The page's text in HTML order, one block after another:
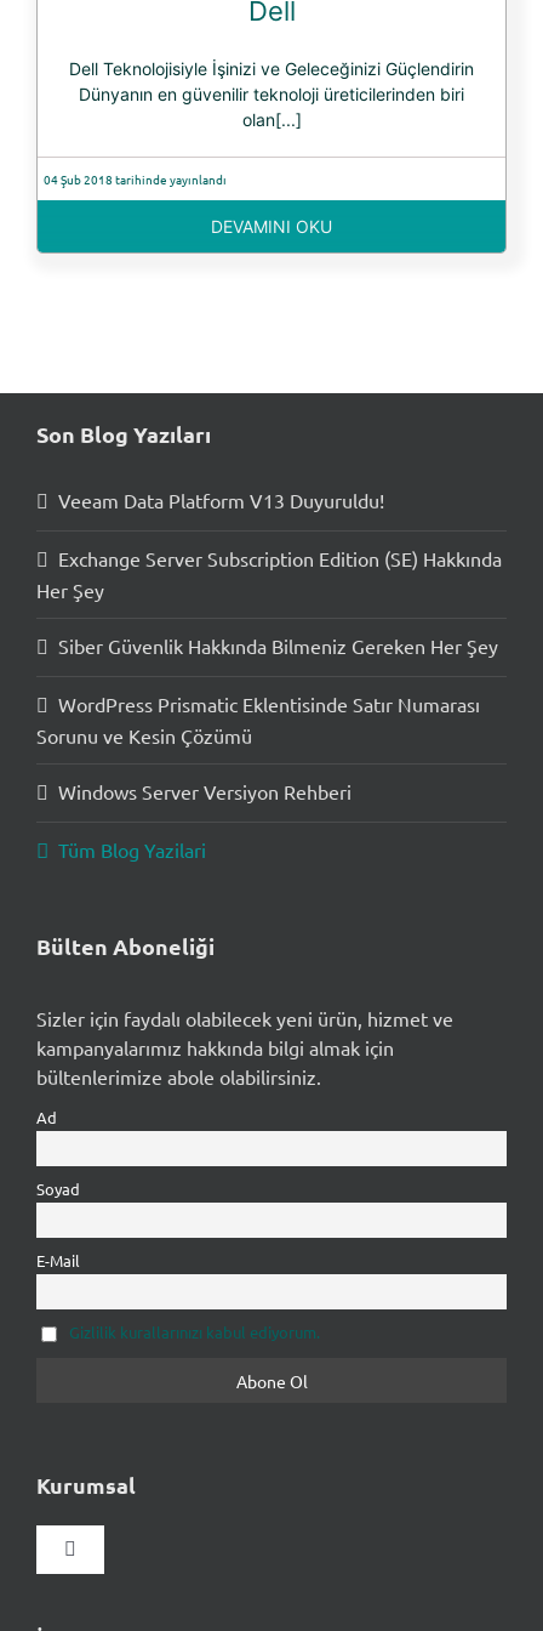
Dell
Dell Teknolojisiyle İşinizi ve Geleceğinizi Güçlendirin
Dünyanın en güvenilir teknoloji üreticilerinden biri
olan[...]
04 Şub 2018 tarihinde yayınlandı
DEVAMINI OKU
Son Blog Yazıları
Veeam Data Platform V13 Duyuruldu!
Exchange Server Subscription Edition (SE) Hakkında
Her Şey
Siber Güvenlik Hakkında Bilmeniz Gereken Her Şey
WordPress Prismatic Eklentisinde Satır Numarası
Sorunu ve Kesin Çözümü
Windows Server Versiyon Rehberi
Tüm Blog Yazilari
Bülten Aboneliği
Sizler için faydalı olabilecek yeni ürün, hizmet ve
kampanyalarımız hakkında bilgi almak için
bültenlerimize abole olabilirsiniz.
Ad
Soyad
E-Mail
Gizlilik kurallarınızı kabul ediyorum.
Kurumsal
Gezinmeyi